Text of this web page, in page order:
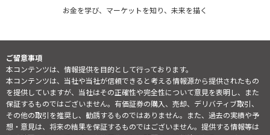
お金を学び、マーケットを知り、未来を描く
ご留意事項
本コンテンツは、情報提供を目的として行っております。
本コンテンツは、当社や当社が信頼できると考える情報源から提供されたもの
を提供していますが、当社はその正確性や完全性について意見を表明し、また
保証するものではございません。有価証券の購入、売却、デリバティブ取引、
その他の取引を推奨し、勧誘するものではありません。また、過去の実績や予
想・意見は、将来の結果を保証するものではございません。提供する情報等は